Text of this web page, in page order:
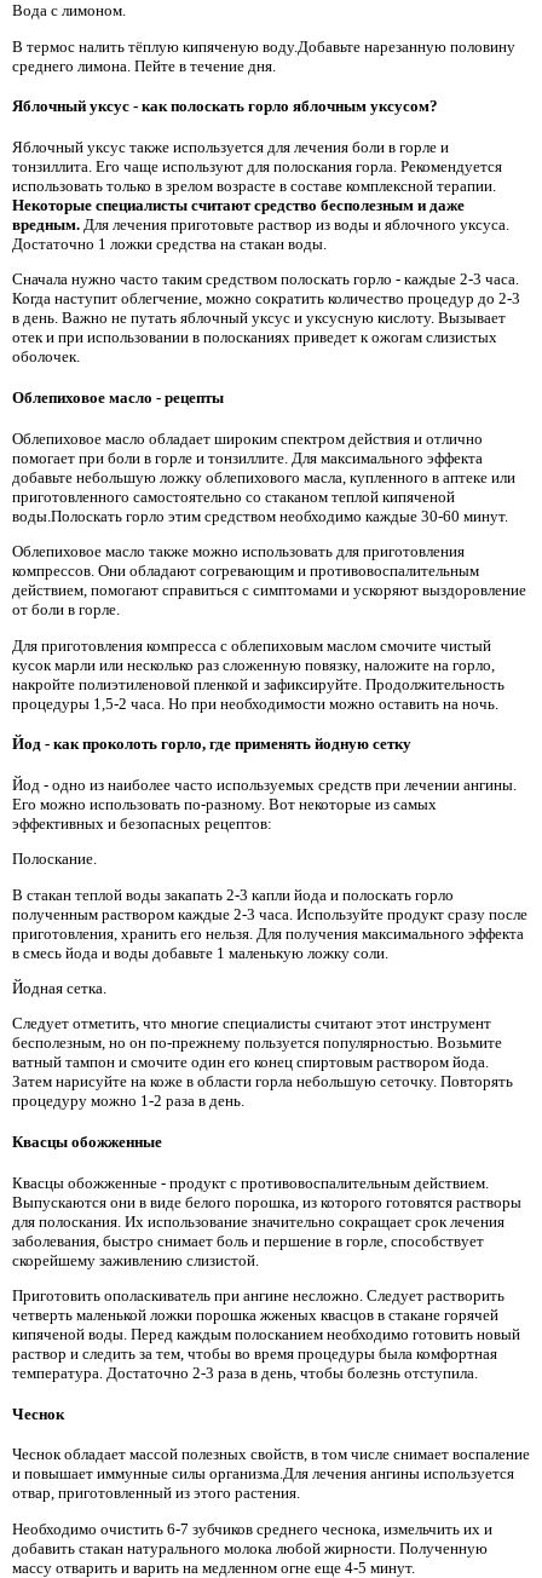
Вода с лимоном.
В термос налить тёплую кипяченую воду.Добавьте нарезанную половину
среднего лимона. Пейте в течение дня.
Яблочный уксус - как полоскать горло яблочным уксусом?
Яблочный уксус также используется для лечения боли в горле и
тонзиллита. Его чаще используют для полоскания горла. Рекомендуется
использовать только в зрелом возрасте в составе комплексной терапии.
Некоторые специалисты считают средство бесполезным и даже
вредным. Для лечения приготовьте раствор из воды и яблочного уксуса.
Достаточно 1 ложки средства на стакан воды.
Сначала нужно часто таким средством полоскать горло - каждые 2-3 часа.
Когда наступит облегчение, можно сократить количество процедур до 2-3
в день. Важно не путать яблочный уксус и уксусную кислоту. Вызывает
отек и при использовании в полосканиях приведет к ожогам слизистых
оболочек.
Облепиховое масло - рецепты
Облепиховое масло обладает широким спектром действия и отлично
помогает при боли в горле и тонзиллите. Для максимального эффекта
добавьте небольшую ложку облепихового масла, купленного в аптеке или
приготовленного самостоятельно со стаканом теплой кипяченой
воды.Полоскать горло этим средством необходимо каждые 30-60 минут.
Облепиховое масло также можно использовать для приготовления
компрессов. Они обладают согревающим и противовоспалительным
действием, помогают справиться с симптомами и ускоряют выздоровление
от боли в горле.
Для приготовления компресса с облепиховым маслом смочите чистый
кусок марли или несколько раз сложенную повязку, наложите на горло,
накройте полиэтиленовой пленкой и зафиксируйте. Продолжительность
процедуры 1,5-2 часа. Но при необходимости можно оставить на ночь.
Йод - как проколоть горло, где применять йодную сетку
Йод - одно из наиболее часто используемых средств при лечении ангины.
Его можно использовать по-разному. Вот некоторые из самых
эффективных и безопасных рецептов:
Полоскание.
В стакан теплой воды закапать 2-3 капли йода и полоскать горло
полученным раствором каждые 2-3 часа. Используйте продукт сразу после
приготовления, хранить его нельзя. Для получения максимального эффекта
в смесь йода и воды добавьте 1 маленькую ложку соли.
Йодная сетка.
Следует отметить, что многие специалисты считают этот инструмент
бесполезным, но он по-прежнему пользуется популярностью. Возьмите
ватный тампон и смочите один его конец спиртовым раствором йода.
Затем нарисуйте на коже в области горла небольшую сеточку. Повторять
процедуру можно 1-2 раза в день.
Квасцы обожженные
Квасцы обожженные - продукт с противовоспалительным действием.
Выпускаются они в виде белого порошка, из которого готовятся растворы
для полоскания. Их использование значительно сокращает срок лечения
заболевания, быстро снимает боль и першение в горле, способствует
скорейшему заживлению слизистой.
Приготовить ополаскиватель при ангине несложно. Следует растворить
четверть маленькой ложки порошка жженых квасцов в стакане горячей
кипяченой воды. Перед каждым полосканием необходимо готовить новый
раствор и следить за тем, чтобы во время процедуры была комфортная
температура. Достаточно 2-3 раза в день, чтобы болезнь отступила.
Чеснок
Чеснок обладает массой полезных свойств, в том числе снимает воспаление
и повышает иммунные силы организма.Для лечения ангины используется
отвар, приготовленный из этого растения.
Необходимо очистить 6-7 зубчиков среднего чеснока, измельчить их и
добавить стакан натурального молока любой жирности. Полученную
массу отварить и варить на медленном огне еще 4-5 минут.